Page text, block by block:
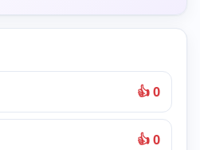
👍 0
👍 0